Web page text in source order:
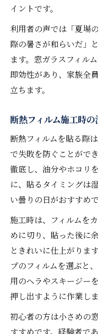
イントです。
利用者の声では「夏場
際の暑さが和らいだ」
ます。窓ガラスフィル
即効性があり、家族全
立ちます。
断熱フィルム施工時
断熱フィルムを貼る際
で失敗を防ぐことがで
徹底し、油分やホコリ
に、貼るタイミングは
い曇りの日がおすすめで
施工時は、フィルムを
めに切り、貼った後に
ときれいに仕上がりま
プのフィルムを選ぶと
用のヘラやスキージー
押し出すように作業しま
初心者の方は小さめの